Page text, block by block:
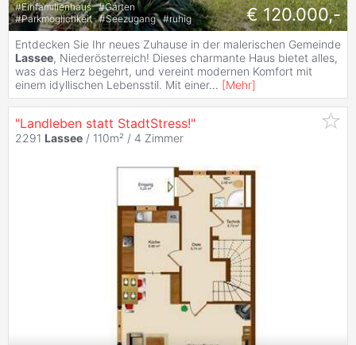
#Einfamilienhaus #Garten
#Parkmöglichkeit #Seezugang #ruhig € 120.000,-
Entdecken Sie Ihr neues Zuhause in der malerischen Gemeinde
Lassee, Niederösterreich! Dieses charmante Haus bietet alles,
was das Herz begehrt, und vereint modernen Komfort mit
einem idyllischen Lebensstil. Mit einer... [Mehr]
"Landleben statt StadtStress!"
2291 Lassee / 110m² / 4 Zimmer